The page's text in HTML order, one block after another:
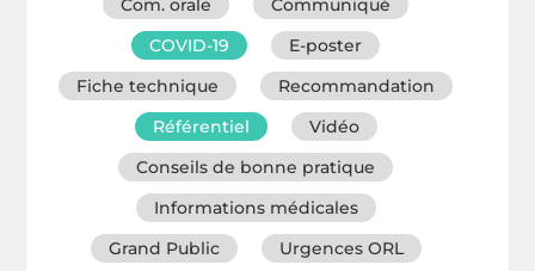
COVID-19
E-poster
Fiche technique
Recommandation
Référentiel
Vidéo
Conseils de bonne pratique
Informations médicales
Grand Public
Urgences ORL